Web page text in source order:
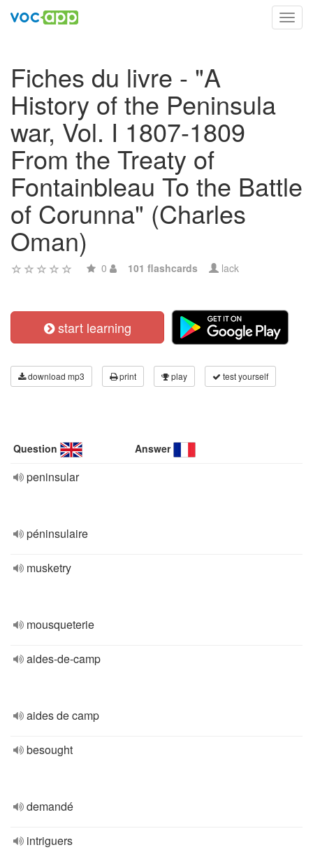
Fiches du livre - "A
History of the Peninsula
war, Vol. I 1807-1809
From the Treaty of
Fontainbleau To the Battle
of Corunna" (Charles
Oman)
0 101 flashcards lack
start learning
download mp3 print play test yourself
Question Answer
peninsular
péninsulaire
musketry
mousqueterie
aides-de-camp
aides de camp
besought
demandé
intriguers